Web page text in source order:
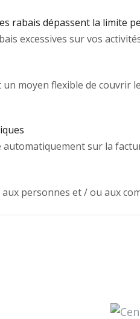
rabais dépassent la limite
excessives sur vos
un moyen flexible de
sur la
personnes et / ou aux